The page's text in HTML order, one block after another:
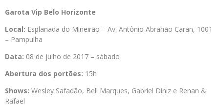
Garota Vip Belo Horizonte
Local: Esplanada do Mineirão – Av. Antônio Abrahão Caran, 1001
– Pampulha
Data: 08 de julho de 2017 – sábado
Abertura dos portões: 15h
Shows: Wesley Safadão, Bell Marques, Gabriel Diniz e Renan &
Rafael